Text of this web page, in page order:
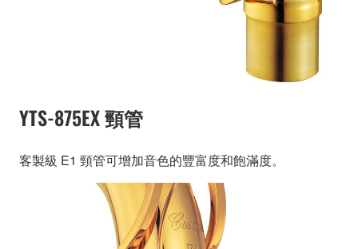
YTS-875EX 頸管
客製級 E1 頸管可增加音色的豐富度和飽滿度。